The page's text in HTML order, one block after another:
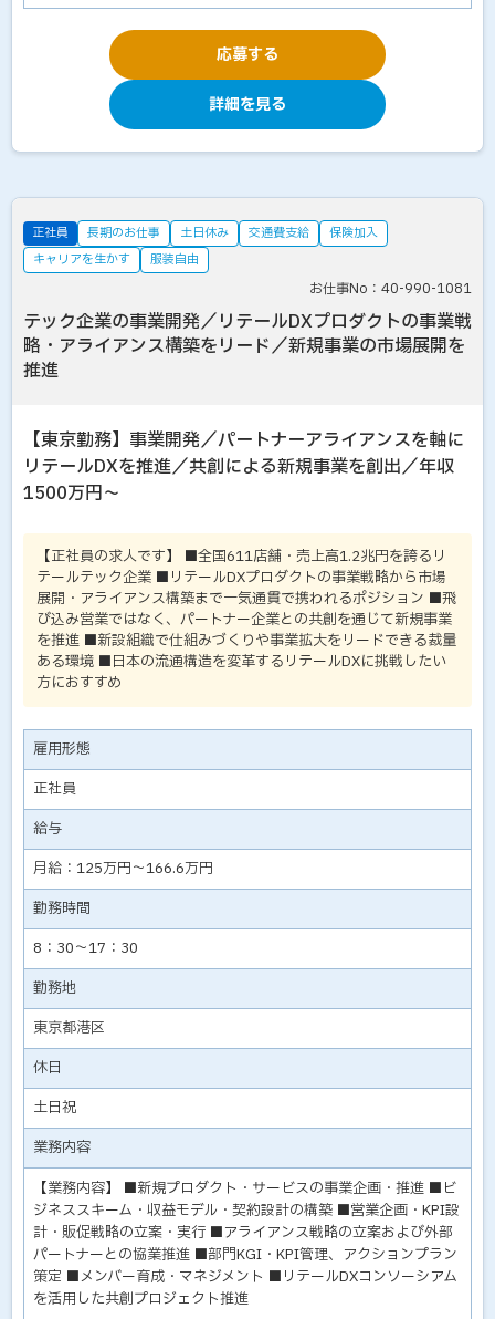
応募する
詳細を見る
正社員 長期のお仕事 土日休み 交通費支給
保険加入
キャリアを生かす
服装自由
お仕事No：40-990-1081
テック企業の事業開発／リテールDXプロダクトの事業戦
略・アライアンス構築をリード／新規事業の市場展開を
推進
【東京勤務】事業開発／パートナーアライアンスを軸に
リテールDXを推進／共創による新規事業を創出／年収
1500万円～
【正社員の求人です】 ■全国611店舗・売上高1.2兆円を誇るリ
テールテック企業 ■リテールDXプロダクトの事業戦略から市場
展開・アライアンス構築まで一気通貫で携われるポジション ■飛
び込み営業ではなく、パートナー企業との共創を通じて新規事業
を推進 ■新設組織で仕組みづくりや事業拡大をリードできる裁量
ある環境 ■日本の流通構造を変革するリテールDXに挑戦したい
方におすすめ
雇用形態
正社員
給与
月給：125万円～166.6万円
勤務時間
8：30～17：30
勤務地
東京都港区
休日
土日祝
業務内容
【業務内容】 ■新規プロダクト・サービスの事業企画・推進 ■ビ
ジネススキーム・収益モデル・契約設計の構築 ■営業企画・KPI設
計・販促戦略の立案・実行 ■アライアンス戦略の立案および外部
パートナーとの協業推進 ■部門KGI・KPI管理、アクションプラン
策定 ■メンバー育成・マネジメント ■リテールDXコンソーシアム
を活用した共創プロジェクト推進